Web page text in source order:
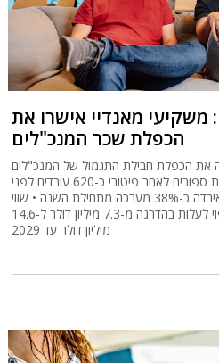
משקיעי מאנדיי אישרו את
הכפלת שכר המנכ"לים
את הכפלת חבילת התגמול של המנכ"לים
המשותפים רועי מן וערן זינמן, שבועות ספורים לאחר פיטורי כ-620 עובדים לפני
כשבועיים, ולאחר שמניית מאנדיי איבדה כ-38% מערכה מתחילת השנה • שווי
חבילת השכר של כל אחד מהם צפוי לעלות בהדרגה מ-7.3 מיליון דולר ל-14.6
מיליון דולר עד 2029